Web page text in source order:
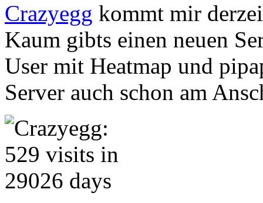
Crazyegg kommt mir
Kaum gibts einen neuen
User mit Heatmap und
Server auch schon am